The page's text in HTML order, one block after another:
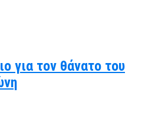
για τον θάνατο του